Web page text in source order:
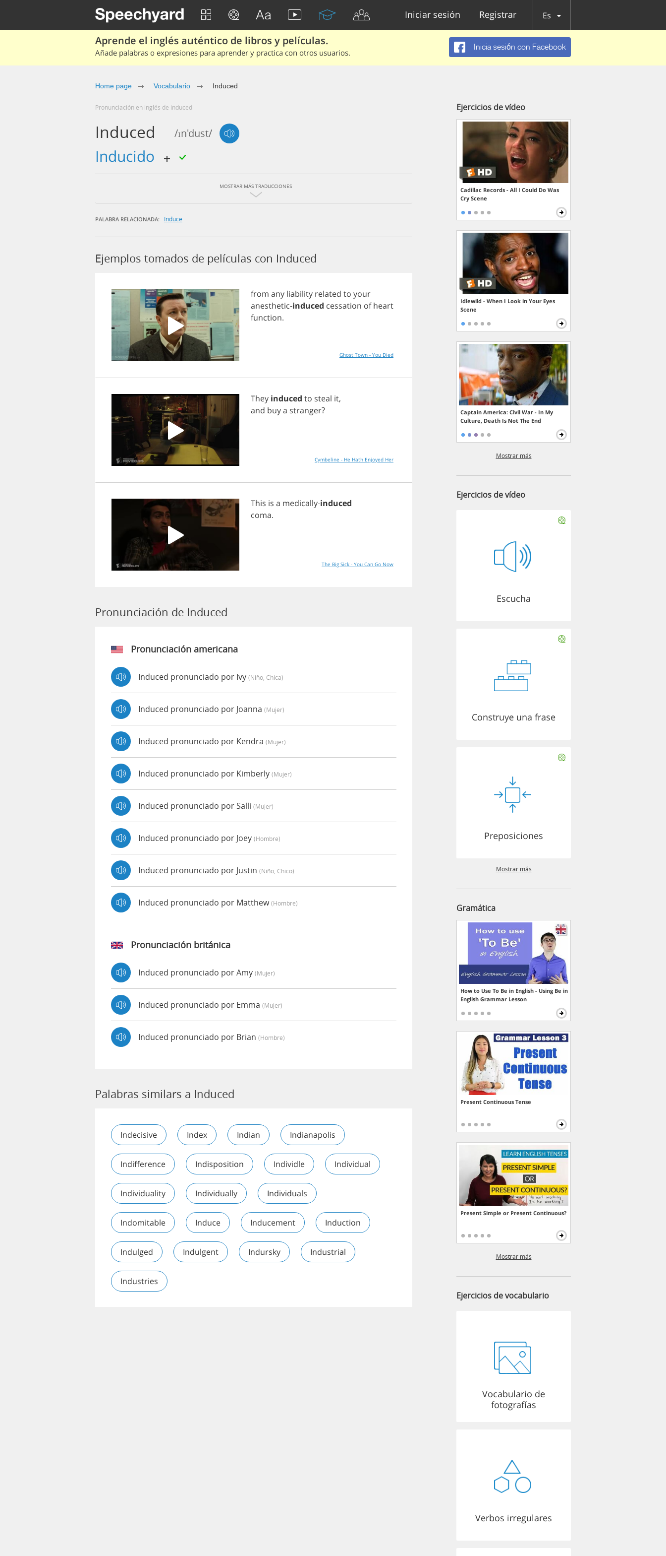
Iniciar sesión Registrar Es
Aprende el inglés auténtico de libros y películas.
Añade palabras o expresiones para aprender y practica con otros usuarios.
Inicia sesión con Facebook
Home page Vocabulario Induced
Pronunciación en inglés de induced
Induced /ɪn'dust/
inducido
MOSTRAR MÁS TRADUCCIONES
PALABRA RELACIONADA: Induce
Ejemplos tomados de películas con Induced
from any liability related to your
anesthetic-induced cessation of heart
function.
Ghost Town - You Died
They induced to steal it,
and buya stranger?
Cymbeline - He Hath Enjoyed Her
This is a medically-induced
coma.
The Big Sick - You Can Go Now
Pronunciación de Induced
Pronunciación americana
Induced pronunciado por Ivy (niño, Chica)
Induced pronunciado por Joanna (mujer)
Induced pronunciado por Kendra (mujer)
Induced pronunciado por Kimberly (mujer)
Induced pronunciado por Salli (mujer)
Induced pronunciado por Joey (hombre)
Induced pronunciado por Justin (niño, Chico)
Induced pronunciado por Matthew(hombre)
Pronunciación británica
Induced pronunciado por Amy (mujer)
Induced pronunciado por Emma (mujer)
Induced pronunciado por Brian (hombre)
Palabras similars a Induced
Indecisive Index Indian Indianapolis
Indifference Indisposition Individle Individual
Individuality Individually Individuals
Indomitable Induce Inducement Induction
Indulged Indulgent Indursky Industrial
Industries
Ejercicios de vídeo
Cadillac Records - All I Could Do Was
Cry Scene
Idlewild - When I Look in Your Eyes
Scene
Captain America: Civil War - In My
Culture, Death Is Not The End
Mostrar más
Ejercicios de vídeo
Escucha
Construye una frase
Preposiciones
Mostrar más
Gramática
How to Use To Be in English - Using Be in
English Grammar Lesson
Present Continuous Tense
Present Simple or Present Continuous?
Mostrar más
Ejercicios de vocabulario
Vocabulario de
fotografías
Verbos irregulares